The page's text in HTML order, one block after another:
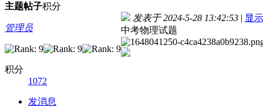
主题帖子积分
管理员
积分
1072
发消息
发表于 2024-5-28 13:42:53 | 显
中考物理试题